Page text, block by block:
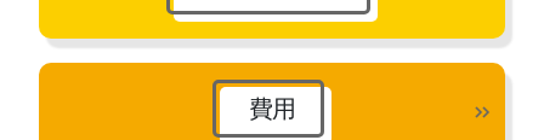
費用